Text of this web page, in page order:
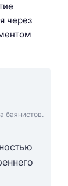
через
баянистов.